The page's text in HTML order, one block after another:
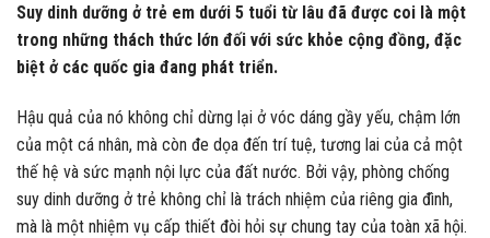
Suy dinh dưỡng ở trẻ em dưới 5 tuổi từ lâu đã được coi là một
trong những thách thức lớn đối với sức khỏe cộng đồng, đặc
biệt ở các quốc gia đang phát triển.
Hậu quả của nó không chỉ dừng lại ở vóc dáng gầy yếu, chậm lớn
của một cá nhân, mà còn đe dọa đến trí tuệ, tương lai của cả một
thế hệ và sức mạnh nội lực của đất nước. Bởi vậy, phòng chống
suy dinh dưỡng ở trẻ không chỉ là trách nhiệm của riêng gia đình,
mà là một nhiệm vụ cấp thiết đòi hỏi sự chung tay của toàn xã hội.